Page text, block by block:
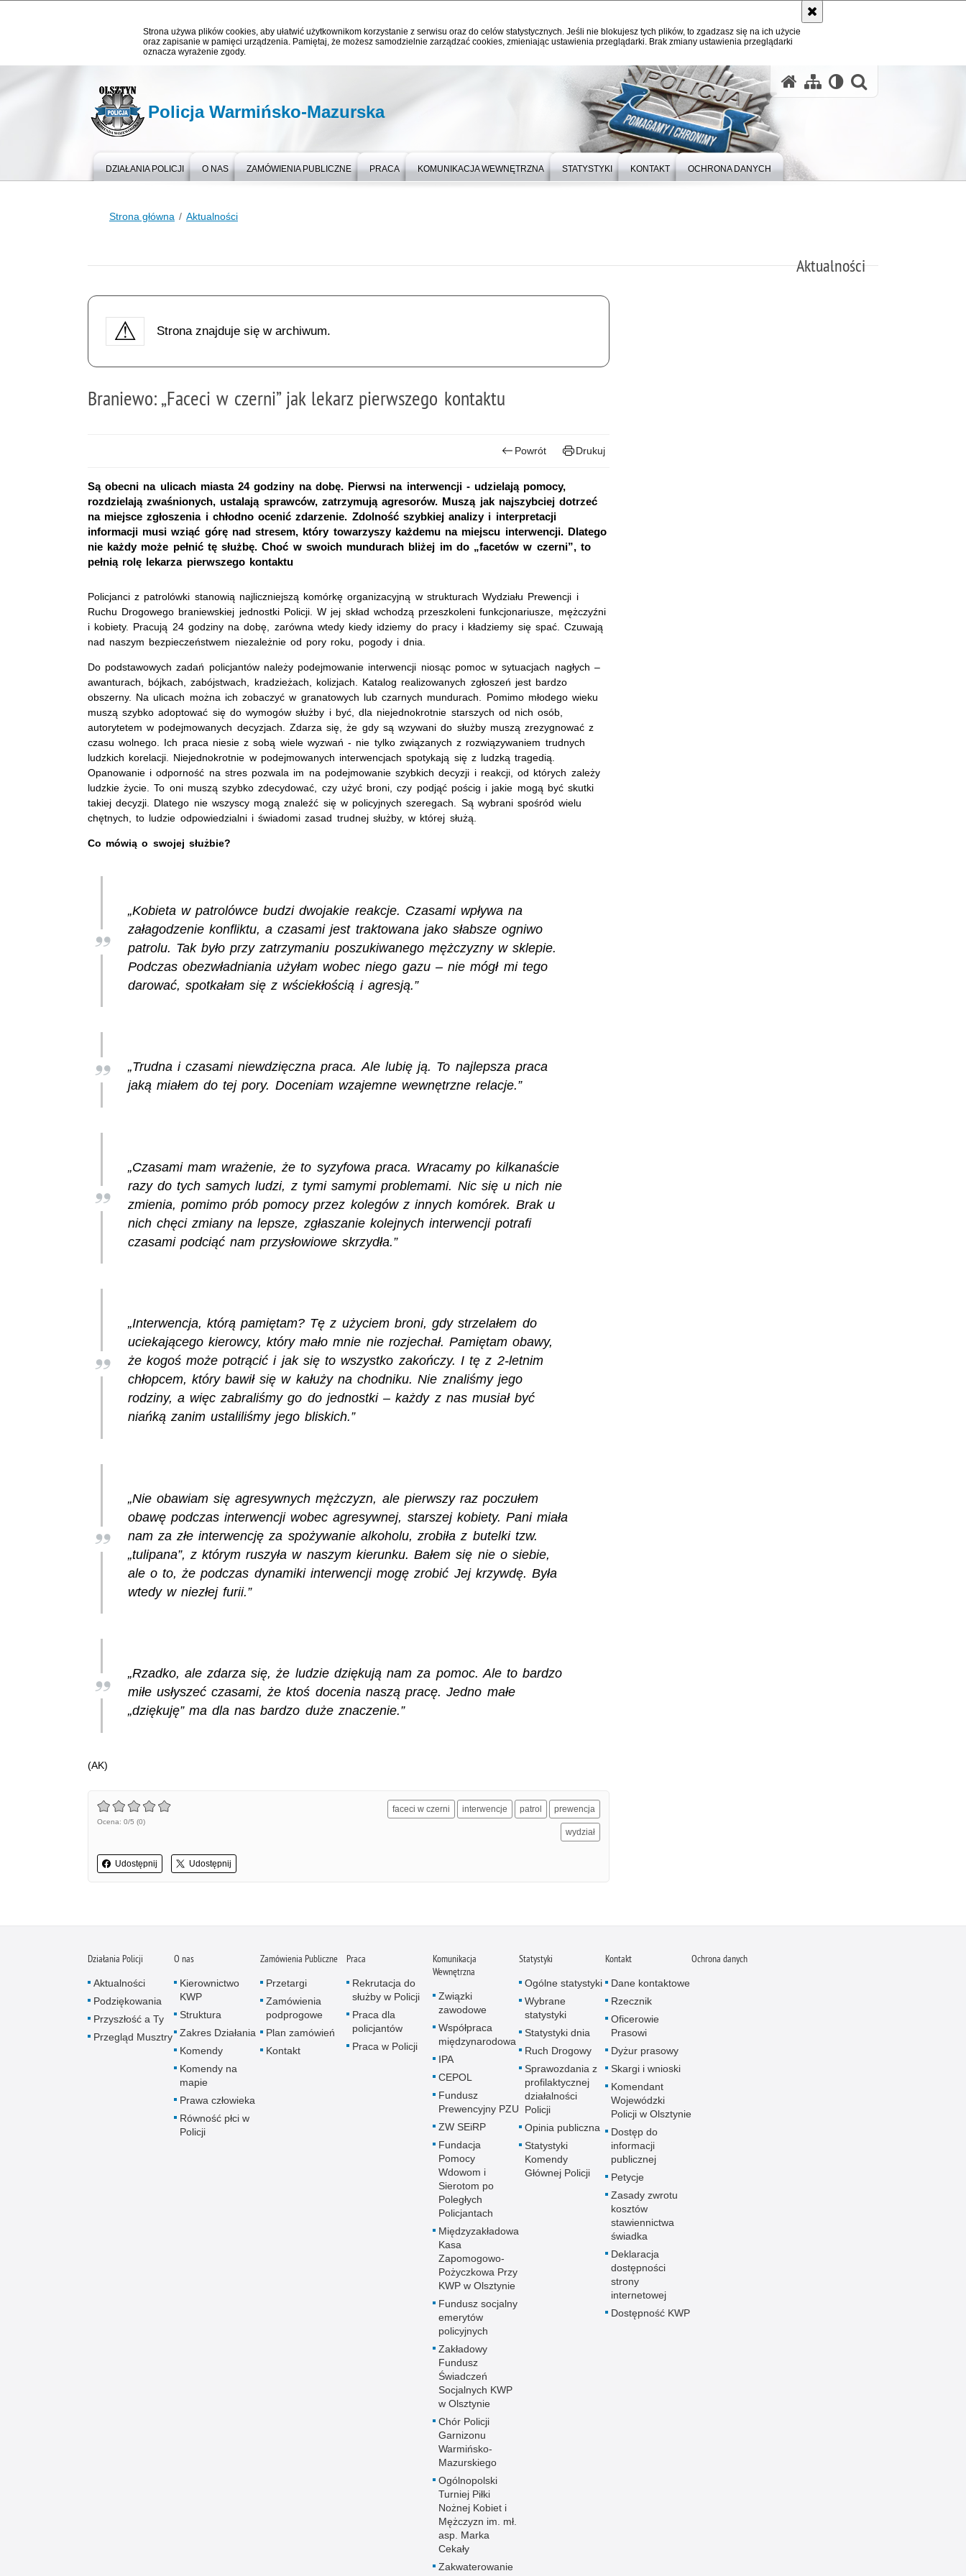
Strona używa plików cookies, aby ułatwić użytkownikom korzystanie z serwisu oraz do celów statystycznych. Jeśli nie blokujesz tych plików, to zgadzasz się na ich użycie
oraz zapisanie w pamięci urządzenia. Pamiętaj, że możesz samodzielnie zarządzać cookies, zmieniając ustawienia przeglądarki. Brak zmiany ustawienia przeglądarki
oznacza wyrażenie zgody.
Policja Warmińsko-Mazurska
DZIAŁANIA POLICJI O NAS ZAMÓWIENIA PUBLICZNE PRACA KOMUNIKACJA WEWNĘTRZNA STATYSTYKI KONTAKT OCHRONA DANYCH
Strona główna Aktualności
Aktualności
Strona znajduje się w archiwum.
Braniewo: „Faceci w czerni” jak lekarz pierwszego kontaktu
Powrót Drukuj
Są obecni na ulicach miasta 24 godziny na dobę. Pierwsi na interwencji - udzielają pomocy,
rozdzielają zwaśnionych, ustalają sprawców, zatrzymują agresorów. Muszą jak najszybciej dotrzeć
na miejsce zgłoszenia i chłodno ocenić zdarzenie. Zdolność szybkiej analizy i interpretacji
informacji musi wziąć górę nad stresem, który towarzyszy każdemu na miejscu interwencji. Dlatego
nie każdy może pełnić tę służbę. Choć w swoich mundurach bliżej im do „facetów w czerni”, to
pełnią rolę lekarza pierwszego kontaktu
Policjanci z patrolówki stanowią najliczniejszą komórkę organizacyjną w strukturach Wydziału Prewencji i
Ruchu Drogowego braniewskiej jednostki Policji. W jej skład wchodzą przeszkoleni funkcjonariusze, mężczyźni
i kobiety. Pracują 24 godziny na dobę, zarówna wtedy kiedy idziemy do pracy i kładziemy się spać. Czuwają
nad naszym bezpieczeństwem niezależnie od pory roku, pogody i dnia.
Do podstawowych zadań policjantów należy podejmowanie interwencji niosąc pomoc w sytuacjach nagłych –
awanturach, bójkach, zabójstwach, kradzieżach, kolizjach. Katalog realizowanych zgłoszeń jest bardzo
obszerny. Na ulicach można ich zobaczyć w granatowych lub czarnych mundurach. Pomimo młodego wieku
muszą szybko adoptować się do wymogów służby i być, dla niejednokrotnie starszych od nich osób,
autorytetem w podejmowanych decyzjach. Zdarza się, że gdy są wzywani do służby muszą zrezygnować z
czasu wolnego. Ich praca niesie z sobą wiele wyzwań - nie tylko związanych z rozwiązywaniem trudnych
ludzkich korelacji. Niejednokrotnie w podejmowanych interwencjach spotykają się z ludzką tragedią.
Opanowanie i odporność na stres pozwala im na podejmowanie szybkich decyzji i reakcji, od których zależy
ludzkie życie. To oni muszą szybko zdecydować, czy użyć broni, czy podjąć pościg i jakie mogą być skutki
takiej decyzji. Dlatego nie wszyscy mogą znaleźć się w policyjnych szeregach. Są wybrani spośród wielu
chętnych, to ludzie odpowiedzialni i świadomi zasad trudnej służby, w której służą.
Co mówią o swojej służbie?
„Kobieta w patrolówce budzi dwojakie reakcje. Czasami wpływa na
załagodzenie konfliktu, a czasami jest traktowana jako słabsze ogniwo
patrolu. Tak było przy zatrzymaniu poszukiwanego mężczyzny w sklepie.
Podczas obezwładniania użyłam wobec niego gazu – nie mógł mi tego
darować, spotkałam się z wściekłością i agresją.”
„Trudna i czasami niewdzięczna praca. Ale lubię ją. To najlepsza praca
jaką miałem do tej pory. Doceniam wzajemne wewnętrzne relacje.”
„Czasami mam wrażenie, że to syzyfowa praca. Wracamy po kilkanaście
razy do tych samych ludzi, z tymi samymi problemami. Nic się u nich nie
zmienia, pomimo prób pomocy przez kolegów z innych komórek. Brak u
nich chęci zmiany na lepsze, zgłaszanie kolejnych interwencji potrafi
czasami podciąć nam przysłowiowe skrzydła.”
„Interwencja, którą pamiętam? Tę z użyciem broni, gdy strzelałem do
uciekającego kierowcy, który mało mnie nie rozjechał. Pamiętam obawy,
że kogoś może potrącić i jak się to wszystko zakończy. I tę z 2-letnim
chłopcem, który bawił się w kałuży na chodniku. Nie znaliśmy jego
rodziny, a więc zabraliśmy go do jednostki – każdy z nas musiał być
niańką zanim ustaliliśmy jego bliskich.”
„Nie obawiam się agresywnych mężczyzn, ale pierwszy raz poczułem
obawę podczas interwencji wobec agresywnej, starszej kobiety. Pani miała
nam za złe interwencję za spożywanie alkoholu, zrobiła z butelki tzw.
„tulipana”, z którym ruszyła w naszym kierunku. Bałem się nie o siebie,
ale o to, że podczas dynamiki interwencji mogę zrobić Jej krzywdę. Była
wtedy w niezłej furii.”
„Rzadko, ale zdarza się, że ludzie dziękują nam za pomoc. Ale to bardzo
miłe usłyszeć czasami, że ktoś docenia naszą pracę. Jedno małe
„dziękuję” ma dla nas bardzo duże znaczenie.”
(AK)
Ocena: 0/5 (0)
Udostępnij Udostępnij
faceci w czerni interwencje patrol prewencja
wydział
Działania Policji
Aktualności
Podziękowania
Przyszłość a Ty
Przegląd Musztry
O nas
Kierownictwo
KWP
Struktura
Zakres Działania
Komendy
Komendy na
mapie
Prawa człowieka
Równość płci w
Policji
Zamówienia Publiczne
Przetargi
Zamówienia
podprogowe
Plan zamówień
Kontakt
Praca
Rekrutacja do
służby w Policji
Praca dla
policjantów
Praca w Policji
Komunikacja
Wewnętrzna
Związki
zawodowe
Współpraca
międzynarodowa
IPA
CEPOL
Fundusz
Prewencyjny PZU
ZW SEiRP
Fundacja
Pomocy
Wdowom i
Sierotom po
Poległych
Policjantach
Międzyzakładowa
Kasa
Zapomogowo-
Pożyczkowa Przy
KWP w Olsztynie
Fundusz socjalny
emerytów
policyjnych
Zakładowy
Fundusz
Świadczeń
Socjalnych KWP
w Olsztynie
Chór Policji
Garnizonu
Warmińsko-
Mazurskiego
Ogólnopolski
Turniej Piłki
Nożnej Kobiet i
Mężczyzn im. mł.
asp. Marka
Cekały
Zakwaterowanie
Statystyki
Ogólne statystyki
Wybrane
statystyki
Statystyki dnia
Ruch Drogowy
Sprawozdania z
profilaktycznej
działalności
Policji
Opinia publiczna
Statystyki
Komendy
Głównej Policji
Kontakt
Dane kontaktowe
Rzecznik
Oficerowie
Prasowi
Dyżur prasowy
Skargi i wnioski
Komendant
Wojewódzki
Policji w Olsztynie
Dostęp do
informacji
publicznej
Petycje
Zasady zwrotu
kosztów
stawiennictwa
świadka
Deklaracja
dostępności
strony
internetowej
Dostępność KWP
Ochrona danych